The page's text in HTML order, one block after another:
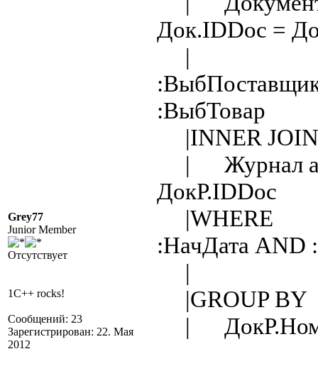
Grey77
Junior Member
Отсутствует
1C++ rocks!
Сообщений: 23
Зарегистрирован: 22. Мая
2012
Док.IDDoc =
| AND
:ВыбТовар
|INNER JOIN
| Журнал as
ДокР.IDDoc
|WHERE
:НачДата AND
|
|GROUP BY
|